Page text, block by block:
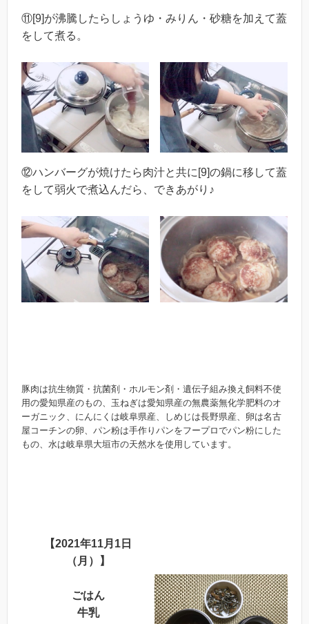
⑪[9]が沸騰したらしょうゆ・みりん・砂糖を加えて蓋
をして煮る。
⑫ハンバーグが焼けたら肉汁と共に[9]の鍋に移して蓋
をして弱火で煮込んだら、できあがり♪
豚肉は抗生物質・抗菌剤・ホルモン剤・遺伝子組み換え飼料不使
用の愛知県産のもの、玉ねぎは愛知県産の無農薬無化学肥料のオ
ーガニック、にんにくは岐阜県産、しめじは長野県産、卵は名古
屋コーチンの卵、パン粉は手作りパンをフープロでパン粉にした
もの、水は岐阜県大垣市の天然水を使用しています。
【2021年11月1日
（月）】
ごはん
牛乳